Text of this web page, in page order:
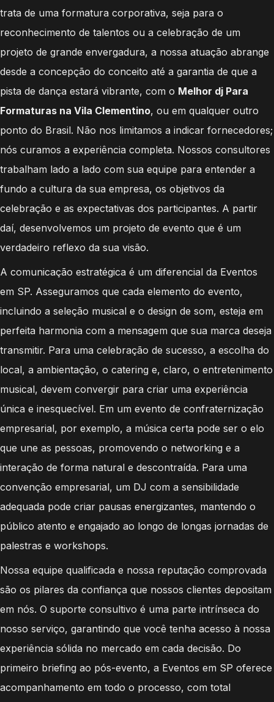
trata de uma formatura corporativa, seja para o
reconhecimento de talentos ou a celebração de um
projeto de grande envergadura, a nossa atuação abrange
desde a concepção do conceito até a garantia de que a
pista de dança estará vibrante, com o Melhor dj Para
Formaturas na Vila Clementino, ou em qualquer outro
ponto do Brasil. Não nos limitamos a indicar fornecedores;
nós curamos a experiência completa. Nossos consultores
trabalham lado a lado com sua equipe para entender a
fundo a cultura da sua empresa, os objetivos da
celebração e as expectativas dos participantes. A partir
daí, desenvolvemos um projeto de evento que é um
verdadeiro reflexo da sua visão.
A comunicação estratégica é um diferencial da Eventos
em SP. Asseguramos que cada elemento do evento,
incluindo a seleção musical e o design de som, esteja em
perfeita harmonia com a mensagem que sua marca deseja
transmitir. Para uma celebração de sucesso, a escolha do
local, a ambientação, o catering e, claro, o entretenimento
musical, devem convergir para criar uma experiência
única e inesquecível. Em um evento de confraternização
empresarial, por exemplo, a música certa pode ser o elo
que une as pessoas, promovendo o networking e a
interação de forma natural e descontraída. Para uma
convenção empresarial, um DJ com a sensibilidade
adequada pode criar pausas energizantes, mantendo o
público atento e engajado ao longo de longas jornadas de
palestras e workshops.
Nossa equipe qualificada e nossa reputação comprovada
são os pilares da confiança que nossos clientes depositam
em nós. O suporte consultivo é uma parte intrínseca do
nosso serviço, garantindo que você tenha acesso à nossa
experiência sólida no mercado em cada decisão. Do
primeiro briefing ao pós-evento, a Eventos em SP oferece
acompanhamento em todo o processo, com total